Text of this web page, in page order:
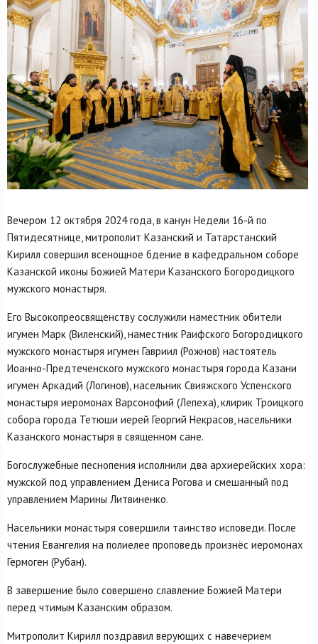
Вечером 12 октября 2024 года, в канун Недели 16-й по
Пятидесятнице, митрополит Казанский и Татарстанский
Кирилл совершил всенощное бдение в кафедральном соборе
Казанской иконы Божией Матери Казанского Богородицкого
мужского монастыря.
Его Высокопреосвященству сослужили наместник обители
игумен Марк (Виленский), наместник Раифского Богородицкого
мужского монастыря игумен Гавриил (Рожнов) настоятель
Иоанно-Предтеченского мужского монастыря города Казани
игумен Аркадий (Логинов), насельник Свияжского Успенского
монастыря иеромонах Варсонофий (Лепеха), клирик Троицкого
собора города Тетюши иерей Георгий Некрасов, насельники
Казанского монастыря в священном сане.
Богослужебные песнопения исполнили два архиерейских хора:
мужской под управлением Дениса Рогова и смешанный под
управлением Марины Литвиненко.
Насельники монастыря совершили таинство исповеди. После
чтения Евангелия на полиелее проповедь произнёс иеромонах
Гермоген (Рубан).
В завершение было совершено славление Божией Матери
перед чтимым Казанским образом.
Митрополит Кирилл поздравил верующих с навечерием